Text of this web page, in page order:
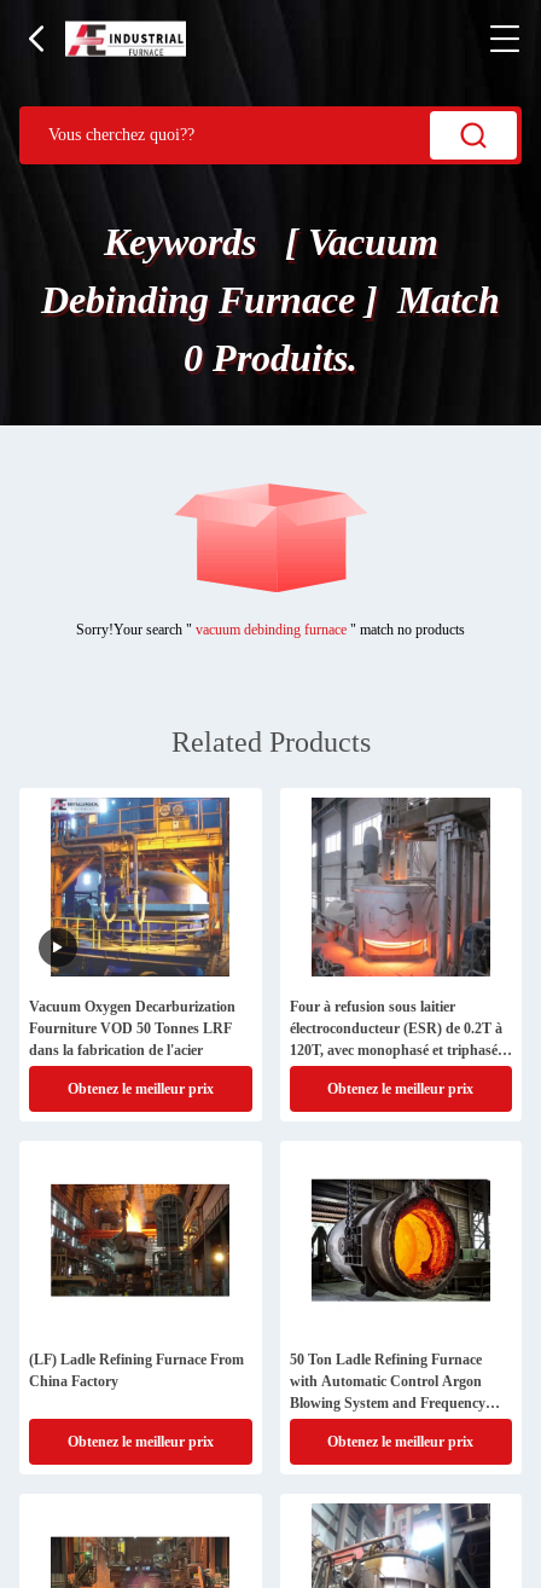
Keywords [ Vacuum
Debinding Furnace ] Match
0 Produits.
Sorry!Your search " vacuum debinding furnace " match no products
Related Products
Vacuum Oxygen Decarburization
Fourniture VOD 50 Tonnes LRF
dans la fabrication de l'acier
Obtenez le meilleur prix
Four à refusion sous laitier
électroconducteur (ESR) de 0.2T à
120T, avec monophasé et triphasé,
pour la production d'aciers alliés
spéciaux et garantie d'un an
Obtenez le meilleur prix
(LF) Ladle Refining Furnace From
China Factory
Obtenez le meilleur prix
50 Ton Ladle Refining Furnace
with Automatic Control Argon
Blowing System and Frequency
Control Ladle Car for Steel Making
Manufacture
Obtenez le meilleur prix